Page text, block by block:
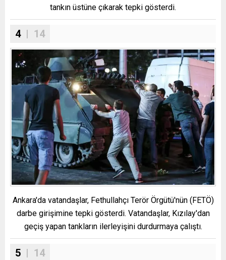
tankın üstüne çıkarak tepki gösterdi.
4| 14
Ankara'da vatandaşlar, Fethullahçı Terör Örgütü'nün (FETÖ)
darbe girişimine tepki gösterdi. Vatandaşlar, Kızılay'dan
geçiş yapan tankların ilerleyişini durdurmaya çalıştı.
5 | 14